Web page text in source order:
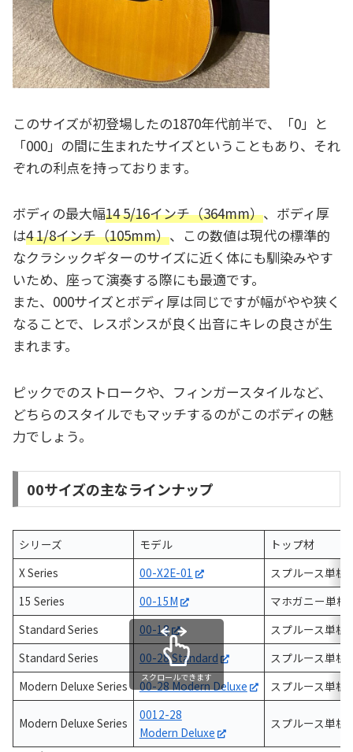
このサイズが初登場したの1870年代前半で、「0」と
「000」の間に生まれたサイズということもあり、それ
ぞれの利点を持っております。
ボディの最大幅14 5/16インチ（364mm）、ボディ厚
は4 1/8インチ（105mm）、この数値は現代の標準的
なクラシックギターのサイズに近く体にも馴染みやす
いため、座って演奏する際にも最適です。
また、000サイズとボディ厚は同じですが幅がやや狭く
なることで、レスポンスが良く出音にキレの良さが生
まれます。
ピックでのストロークや、フィンガースタイルなど、
どちらのスタイルでもマッチするのがこのボディの魅
力でしょう。
00サイズの主なラインナップ
シリーズ モデル
トップ材
X Series
00-X2E-01
スプルース単板
15 Series
00-15M
マホガニー単板
Standard Series
00-18
スプルース単板
Standard Series
00-28 Standard
スプルース単板
Modern Deluxe Series
00-28 Modern Deluxe スプルース単板
Modern Deluxe Series
0012-28
Modern Deluxe
スプルース単板
スクロールできます